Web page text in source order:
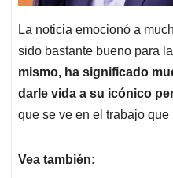
La noticia emocionó a
sido bastante bueno para
mismo, ha significado
darle vida a su icónico
que se ve en el trabajo que
Vea también: